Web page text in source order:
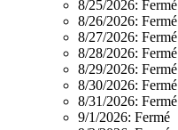
8/25/2026: Fermé
8/26/2026: Fermé
8/27/2026: Fermé
8/28/2026: Fermé
8/29/2026: Fermé
8/30/2026: Fermé
8/31/2026: Fermé
9/1/2026: Fermé